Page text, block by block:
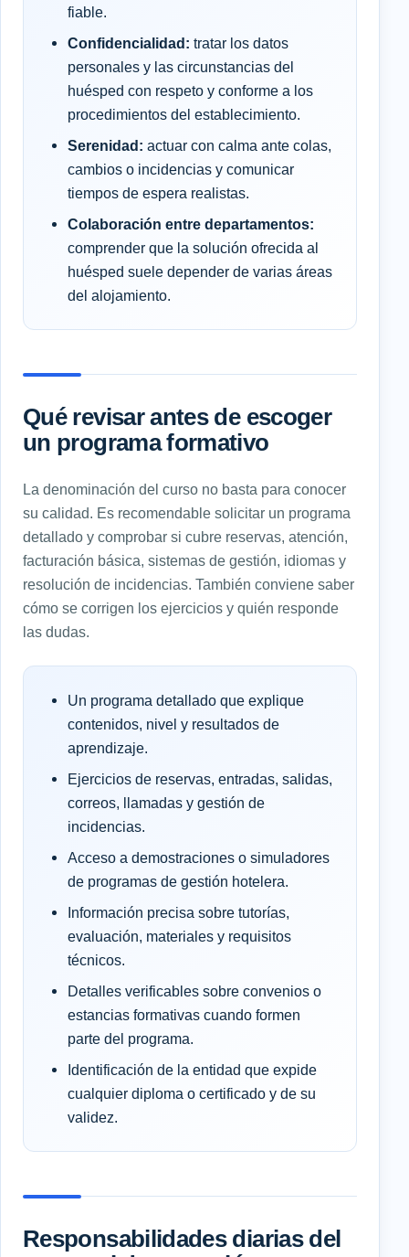
fiable.
Confidencialidad: tratar los datos
personales y las circunstancias del
huésped con respeto y conforme a los
procedimientos del establecimiento.
Serenidad: actuar con calma ante colas,
cambios o incidencias y comunicar
tiempos de espera realistas.
Colaboración entre departamentos:
comprender que la solución ofrecida al
huésped suele depender de varias áreas
del alojamiento.
Qué revisar antes de escoger
un programa formativo
La denominación del curso no basta para conocer
su calidad. Es recomendable solicitar un programa
detallado y comprobar si cubre reservas, atención,
facturación básica, sistemas de gestión, idiomas y
resolución de incidencias. También conviene saber
cómo se corrigen los ejercicios y quién responde
las dudas.
Un programa detallado que explique
contenidos, nivel y resultados de
aprendizaje.
Ejercicios de reservas, entradas, salidas,
correos, llamadas y gestión de
incidencias.
Acceso a demostraciones o simuladores
de programas de gestión hotelera.
Información precisa sobre tutorías,
evaluación, materiales y requisitos
técnicos.
Detalles verificables sobre convenios o
estancias formativas cuando formen
parte del programa.
Identificación de la entidad que expide
cualquier diploma o certificado y de su
validez.
Responsabilidades diarias del